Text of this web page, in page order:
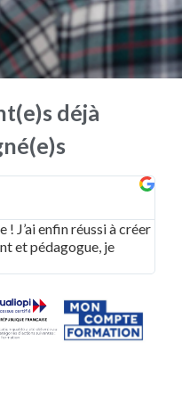
déjà
J’ai enfin réussi à créer
et pédagogue, je